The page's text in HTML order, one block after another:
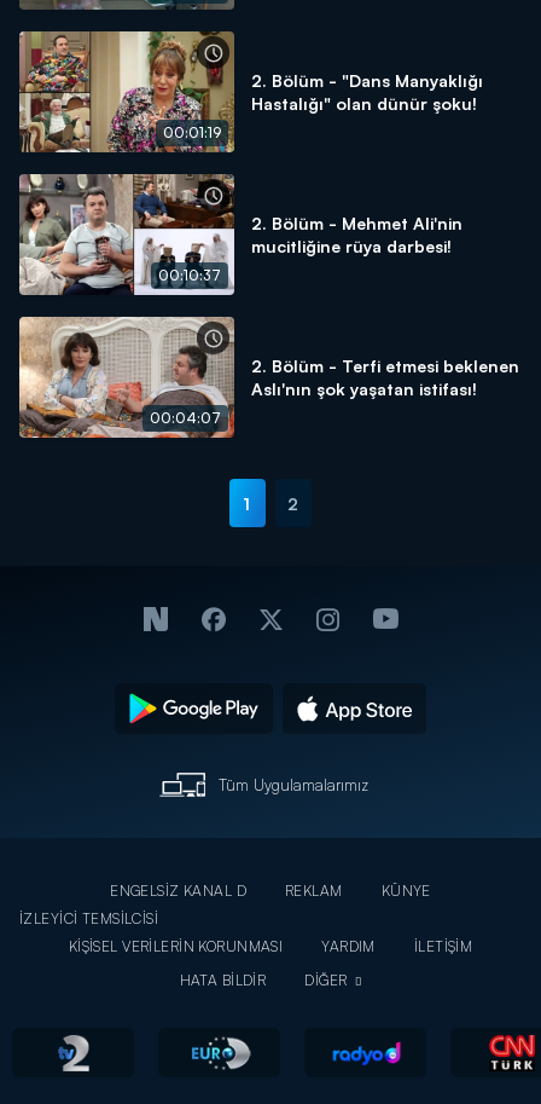
00:01:19
2. Bölüm - "Dans Manyaklığı
Hastalığı" olan dünür şoku!
00:10:37
2. Bölüm - Mehmet Ali'nin
mucitliğine rüya darbesi!
00:04:07
2. Bölüm - Terfi etmesi beklenen
Aslı'nın şok yaşatan istifası!
1 2
Tüm Uygulamalarımız
ENGELSİZ KANAL D REKLAM
KÜNYE
İZLEYİCİ TEMSİLCİSİ
KİŞİSEL VERİLERİN KORUNMASI
YARDIM
İLETİŞİM
HATA BİLDİR
DİĞER